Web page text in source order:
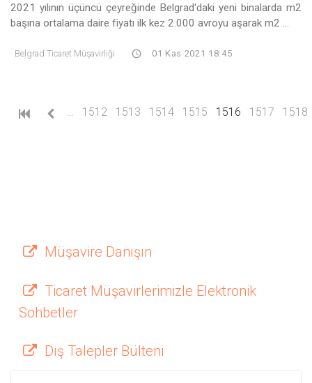
2021 yılının üçüncü çeyreğinde Belgrad'daki yeni binalarda m2
başına ortalama daire fiyatı ilk kez 2.000 avroyu aşarak m2 ...
Belgrad Ticaret Müşavirliği 01 Kas 2021 18:45
1512 1513 1514 1515 1516 (current)
1517 1518
Müşavire Danışın
Ticaret Müşavirlerimizle Elektronik
Sohbetler
Dış Talepler Bülteni